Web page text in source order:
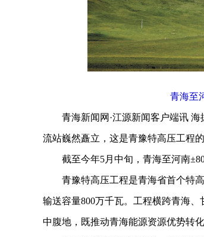
青海至
青海新闻网·江源新闻客户端讯 海
流站巍然矗立，这是青豫特高压工程
截至今年5月中旬，青海至河南
青豫特高压工程是青海省首个特高
输送容量800万千瓦。工程横跨青海
中腹地，既推动青海能源资源优势转